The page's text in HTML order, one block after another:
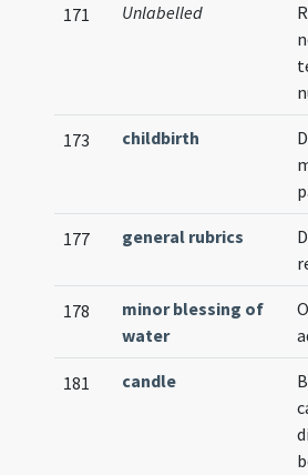
171 Unlabelled
173 childbirth
177 general rubrics
178
minor blessing of
water
181 candle